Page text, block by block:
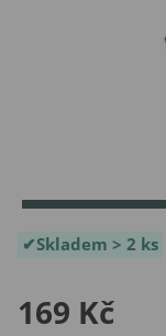
Skladem > 2 ks
169 Kč